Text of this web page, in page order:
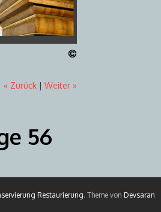
« Zurück| Weiter »
56
Restaurierung. Theme von Devsaran